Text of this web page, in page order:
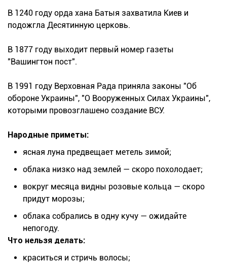
В 1240 году орда хана Батыя захватила Киев и
подожгла Десятинную церковь.
В 1877 году выходит первый номер газеты
"Вашингтон пост".
В 1991 году Верховная Рада приняла законы "Об
обороне Украины", "О Вооруженных Силах Украины",
которыми провозглашено создание ВСУ.
Народные приметы:
ясная луна предвещает метель зимой;
облака низко над землей — скоро похолодает;
вокруг месяца видны розовые кольца — скоро
придут морозы;
облака собрались в одну кучу — ожидайте
непогоду.
Что нельзя делать:
краситься и стричь волосы;